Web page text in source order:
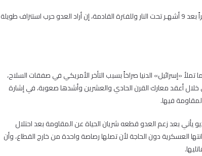
وقالت الأكاديمية أميرة النحال من غزة: ما زال التصنيع مستمراً بعد 9 أشهـر تحت النار وللفترة القادمة، إن أراد العدو حرب استنزاف طويلة
«إسرائيل» الدنيا صراخاً بسبب التأخر الأمريكي في صفقات السلاح،
أعقد معارك القرن الحادي والعشرين وأشدها صعوبة، في إشارة
فيها.
يأتي بعد زعم العدو قطعه شريان الحياة عن المقاومة بعد احتلال
العسكرية دون الحاجة لأن تصلها رصاصة واحدة من خارج القطاع، وأن